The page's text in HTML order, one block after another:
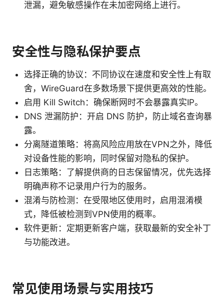
泄漏，避免敏感操作在未加密网络上进行。
安全性与隐私保护要点
选择正确的协议：不同协议在速度和安全性上有取
舍，WireGuard在多数场景下提供更高效的性能。
启用 Kill Switch：确保断网时不会暴露真实IP。
DNS 泄漏防护：开启 DNS 防护，防止域名查询暴
露。
分离隧道策略：将高风险应用放在VPN之外，降低
对设备性能的影响，同时保留对隐私的保护。
日志策略：了解提供商的日志保留情况，优先选择
明确声称不记录用户行为的服务。
混淆与防检测：在受限地区使用时，启用混淆模
式，降低被检测到VPN使用的概率。
软件更新：定期更新客户端，获取最新的安全补丁
与功能改进。
常见使用场景与实用技巧